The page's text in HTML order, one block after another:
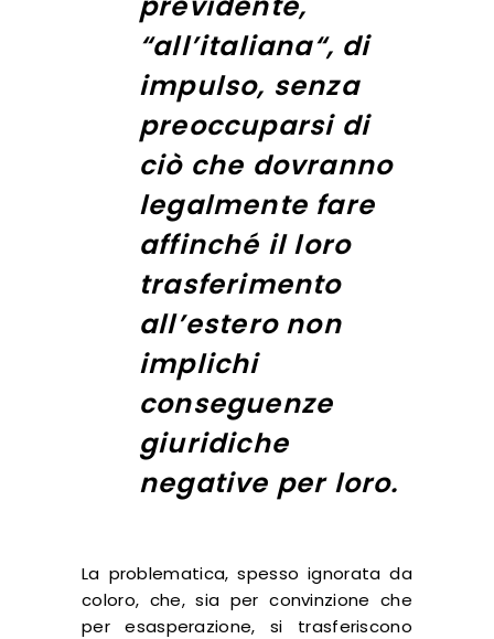
“all’italiana“, di
impulso, senza
preoccuparsi di
ciò che dovranno
legalmente fare
affinché il loro
trasferimento
all’estero non
implichi
conseguenze
giuridiche
negative per loro.
La problematica, spesso ignorata da
coloro, che, sia per convinzione che
per esasperazione, si trasferiscono